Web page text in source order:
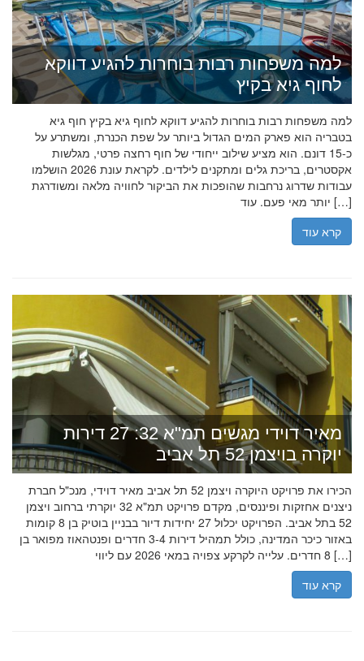
למה משפחות רבות בוחרות להגיע דווקא
לחוף גיא בקיץ
למה משפחות רבות בוחרות להגיע דווקא לחוף גיא בקיץ חוף גיא
בטבריה הוא פארק המים הגדול ביותר על שפת הכנרת, ומשתרע על
כ-15 דונם. הוא מציע שילוב ייחודי של חוף רחצה פרטי, מגלשות
אקסטרים, בריכת גלים ומתקנים לילדים. לקראת עונת 2026 הושלמו
עבודות שדרוג נרחבות שהופכות את הביקור לחוויה מלאה ומשודרגת
יותר מאי פעם. עוד […]
קרא עוד
מאיר דוידי מגשים תמ"א 32: 27 דירות
יוקרה בויצמן 52 תל אביב
הכירו את פרויקט היוקרה ויצמן 52 תל אביב מאיר דוידי, מנכ"ל חברת
ניצנים אחזקות ופיננסים, מקדם פרויקט תמ"א 32 יוקרתי ברחוב ויצמן
52 בתל אביב. הפרויקט יכלול 27 יחידות דיור בבניין בוטיק בן 8 קומות
באזור כיכר המדינה, כולל תמהיל דירות 3-4 חדרים ופנטהאוז מפואר בן
8 חדרים. עלייה לקרקע צפויה במאי 2026 עם ליווי […]
קרא עוד